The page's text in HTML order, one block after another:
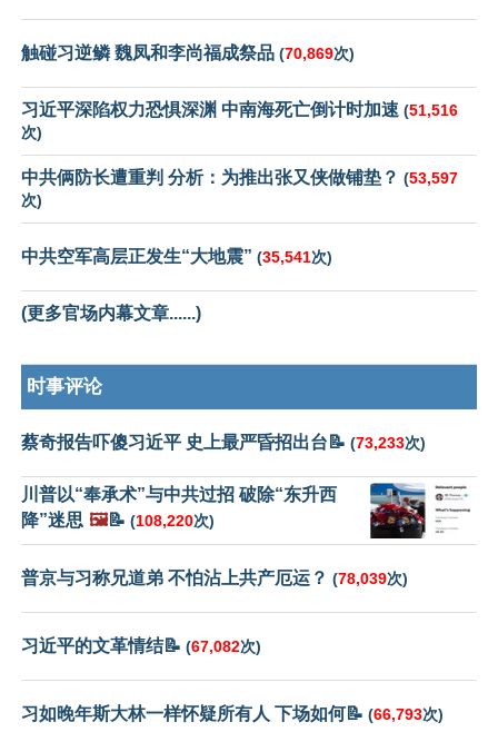
触碰习逆鳞 魏凤和李尚福成祭品 (70,869次)
习近平深陷权力恐惧深渊 中南海死亡倒计时加速 (51,516
次)
中共俩防长遭重判 分析：为推出张又侠做铺垫？ (53,597
次)
中共空军高层正发生“大地震” (35,541次)
(更多官场内幕文章......)
时事评论
蔡奇报告吓傻习近平 史上最严昏招出台📝 (73,233次)
川普以“奉承术”与中共过招 破除“东升西
降”迷思 🖼️📝 (108,220次)
普京与习称兄道弟 不怕沾上共产厄运？ (78,039次)
习近平的文革情结📝 (67,082次)
习如晚年斯大林一样怀疑所有人 下场如何📝 (66,793次)